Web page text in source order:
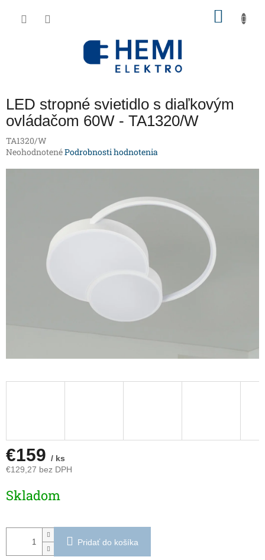
LED stropné svietidlo s diaľkovým
ovládačom 60W - TA1320/W
TA1320/W
Priemerné
NeohodnotenéPodrobnosti hodnotenia
€159 / ks
€129,27 bez DPH
cena:
Skladom
Pridať do košíka